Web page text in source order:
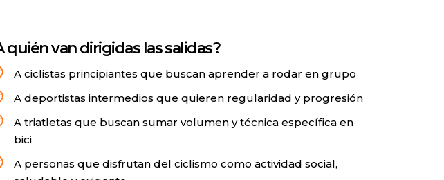
quién van dirigidas las salidas?
A ciclistas principiantes que buscan aprender a rodar en grupo
A deportistas intermedios que quieren regularidad y progresión
A triatletas que buscan sumar volumen y técnica específica en
bici
A personas que disfrutan del ciclismo como actividad social,